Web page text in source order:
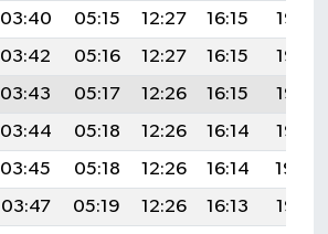
03:40 05:15 12:27 16:15
19:28
03:42 05:16 12:27 16:15
19:27
03:43 05:17 12:26 16:15
19:26
03:44 05:18 12:26 16:14
19:25
03:45 05:18 12:26 16:14
19:24
03:47 05:19 12:26 16:13
19:23